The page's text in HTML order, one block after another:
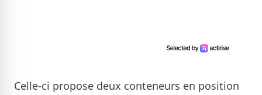
Celle-ci propose deux conteneurs en position